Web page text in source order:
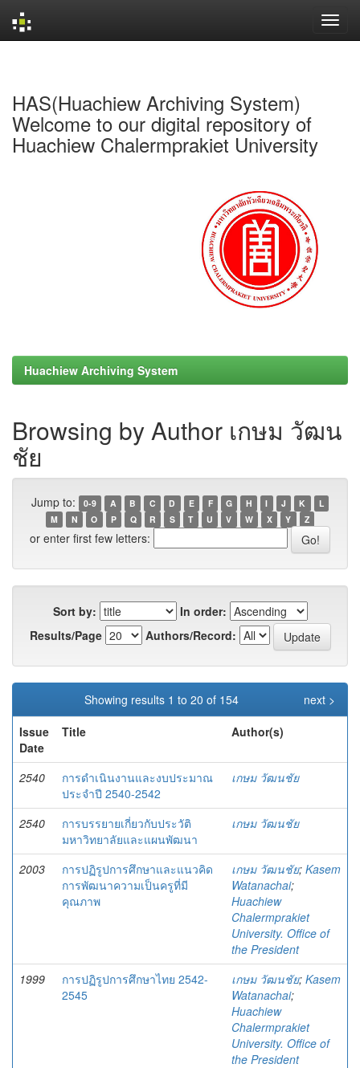
HAS(Huachiew Archiving System)
Welcome to our digital repository of
Huachiew Chalermprakiet University
Huachiew Archiving System
Browsing by Author เกษม วัฒน
ชัย
Jump to: 0-9 A B C D E F G H I J K
L
M
N O P Q R S T U V W X Y Z
or enter first few letters:
Sort by:
In order:
Results/Page
Authors/Record:
Showing results 1 to 20 of 154
next >
Issue
Date
Title Author(s)
2540
การดำเนินงานและงบประมาณ
ประจำปี 2540-2542
เกษม วัฒนชัย
2540
การบรรยายเกี่ยวกับประวัติ
มหาวิทยาลัยและแผนพัฒนา
เกษม วัฒนชัย
2003
การปฏิรูปการศึกษาและแนวคิด
การพัฒนาความเป็นครูที่มี
คุณภาพ
เกษม วัฒนชัย; Kasem
Watanachai;
Huachiew
Chalermprakiet
University. Office of
the President
1999
การปฏิรูปการศึกษาไทย 2542-
2545
เกษม วัฒนชัย; Kasem
Watanachai;
Huachiew
Chalermprakiet
University. Office of
the President